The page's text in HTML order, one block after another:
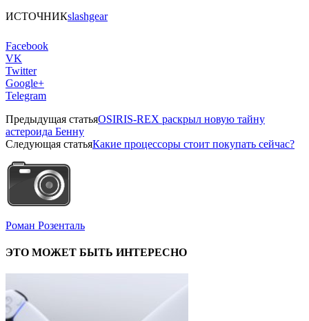
ИСТОЧНИКslashgear
Facebook
VK
Twitter
Google+
Telegram
Предыдущая статьяOSIRIS-REX раскрыл новую тайну
астероида Бенну
Следующая статьяКакие процессоры стоит покупать сейчас?
Роман Розенталь
ЭТО МОЖЕТ БЫТЬ ИНТЕРЕСНО